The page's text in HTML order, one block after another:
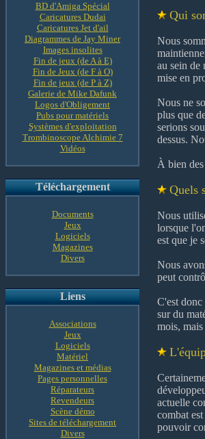
BD d'Amiga Spécial
Caricatures Dudai
Caricatures Jet d'ail
Diagrammes de Jay Miner
Images insolites
Fin de jeux (de A à E)
Fin de Jeux (de F à O)
Fin de jeux (de P à Z)
Galerie de Mike Dafunk
Logos d'Obligement
Pubs pour matériels
Systèmes d'exploitation
Trombinoscope Alchimie 7
Vidéos
Téléchargement
Documents
Jeux
Logiciels
Magazines
Divers
Liens
Associations
Jeux
Logiciels
Matériel
Magazines et médias
Pages personnelles
Réparateurs
Revendeurs
Scène démo
Sites de téléchargement
Divers
Qui
Nous
au sein de
mise en
Nous ne
plus que
serions
dessus.
À bien
Quels
Nous
lorsque
est que je
Nous
peut
C'est donc
sur du
mois,
actuelle
combat
pouvoir